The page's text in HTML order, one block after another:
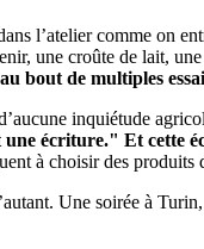
l’atelier comme on
une croûte de lait,
bout de multiples
inquiétude
une écriture." Et cette
à choisir des produits
Une soirée à